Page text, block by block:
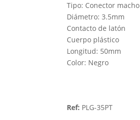
Tipo: Conector macho
Diámetro: 3.5mm
Contacto de latón
Cuerpo plástico
Longitud: 50mm
Color: Negro
Ref: PLG-35PT